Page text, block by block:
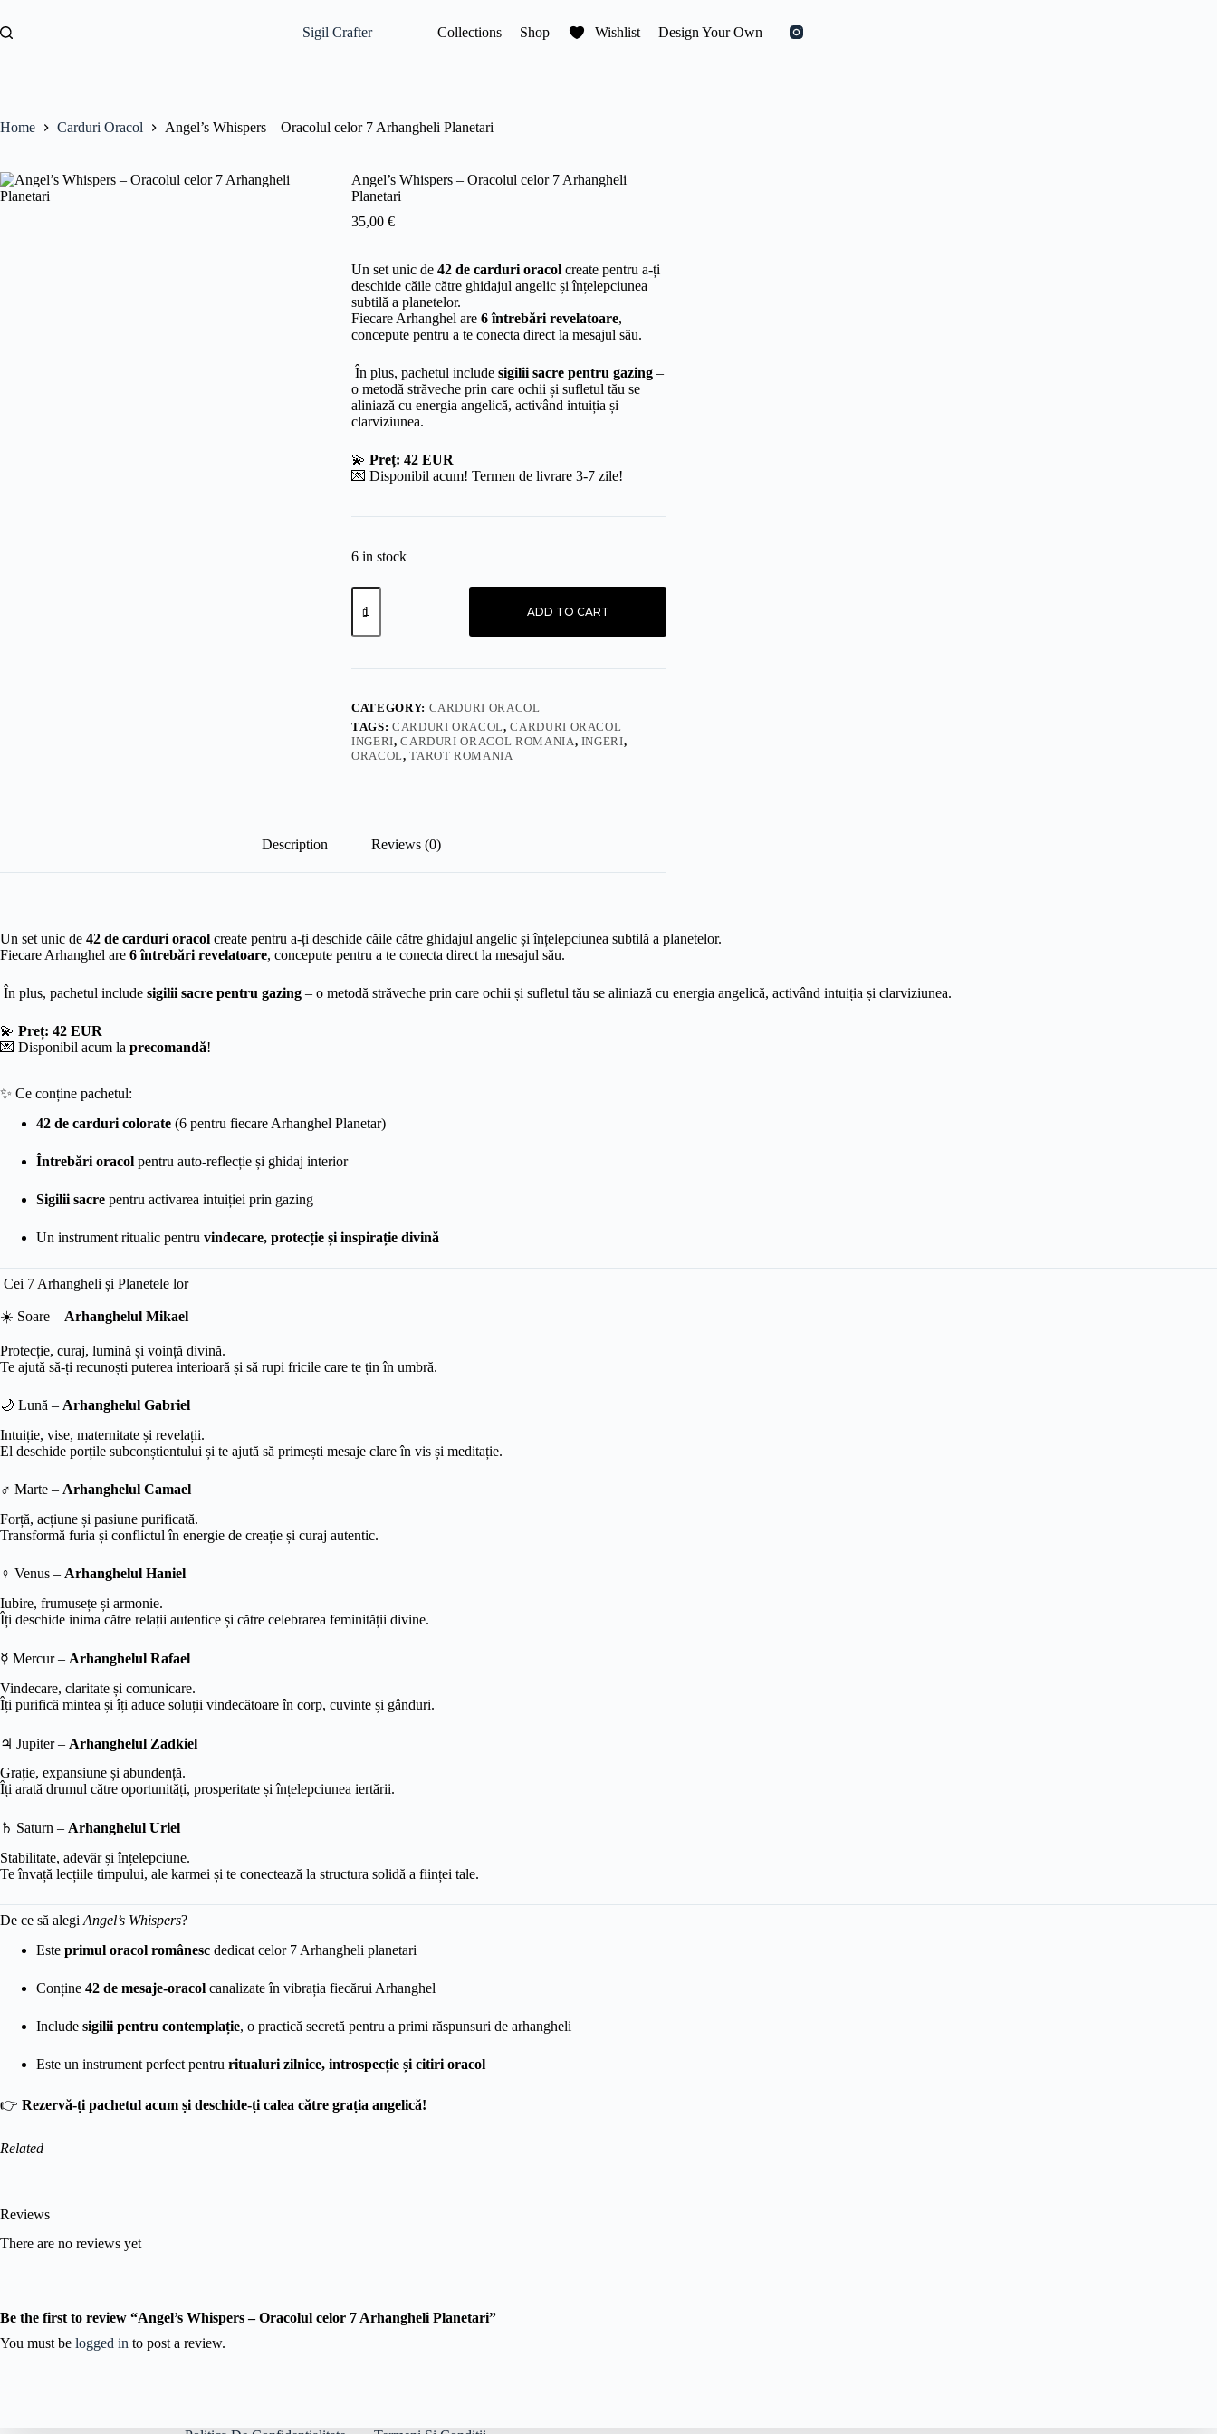
to
content
Sigil Crafter Collections Shop Wishlist Design Your Own
Home Carduri Oracol Angel’s Whispers – Oracolul celor 7 Arhangheli Planetari
Angel’s Whispers – Oracolul celor 7 Arhangheli
Planetari
35,00 €
Un set unic de 42 de carduri oracol create pentru a-ți
deschide căile către ghidajul angelic și înțelepciunea
subtilă a planetelor.
Fiecare Arhanghel are 6 întrebări revelatoare,
concepute pentru a te conecta direct la mesajul său.
În plus, pachetul include sigilii sacre pentru gazing –
o metodă străveche prin care ochii și sufletul tău se
aliniază cu energia angelică, activând intuiția și
clarviziunea.
💫 Preț: 42 EUR
💌 Disponibil acum! Termen de livrare 3-7 zile!
6 in stock
Angel’s
Whispers
Oracolul
7
Planetari
quantity
ADD TO CART
CATEGORY: CARDURI ORACOL
TAGS: CARDURI ORACOL,CARDURI ORACOL
INGERI,CARDURI ORACOL ROMANIA, INGERI,
ORACOL,TAROT ROMANIA
Description Reviews (0)
Un set unic de 42 de carduri oracol create pentru a-ți deschide căile către ghidajul angelic și înțelepciunea subtilă a planetelor.
Fiecare Arhanghel are 6 întrebări revelatoare, concepute pentru a te conecta direct la mesajul său.
În plus, pachetul include sigilii sacre pentru gazing – o metodă străveche prin care ochii și sufletul tău se aliniază cu energia angelică, activând intuiția și clarviziunea.
💫 Preț: 42 EUR
💌 Disponibil acum la precomandă!
✨ Ce conține pachetul:
42 de carduri colorate (6 pentru fiecare Arhanghel Planetar)
Întrebări oracol pentru auto-reflecție și ghidaj interior
Sigilii sacre pentru activarea intuiției prin gazing
Un instrument ritualic pentru vindecare, protecție și inspirație divină
Cei 7 Arhangheli și Planetele lor
☀️ Soare – Arhanghelul Mikael
Protecție, curaj, lumină și voință divină.
Te ajută să-ți recunoști puterea interioară și să rupi fricile care te țin în umbră.
🌙 Lună – Arhanghelul Gabriel
Intuiție, vise, maternitate și revelații.
El deschide porțile subconștientului și te ajută să primești mesaje clare în vis și meditație.
♂️ Marte – Arhanghelul Camael
Forță, acțiune și pasiune purificată.
Transformă furia și conflictul în energie de creație și curaj autentic.
♀️ Venus – Arhanghelul Haniel
Iubire, frumusețe și armonie.
Îți deschide inima către relații autentice și către celebrarea feminității divine.
☿️ Mercur – Arhanghelul Rafael
Vindecare, claritate și comunicare.
Îți purifică mintea și îți aduce soluții vindecătoare în corp, cuvinte și gânduri.
♃ Jupiter – Arhanghelul Zadkiel
Grație, expansiune și abundență.
Îți arată drumul către oportunități, prosperitate și înțelepciunea iertării.
♄ Saturn – Arhanghelul Uriel
Stabilitate, adevăr și înțelepciune.
Te învață lecțiile timpului, ale karmei și te conectează la structura solidă a ființei tale.
De ce să alegi Angel’s Whispers?
Este primul oracol românesc dedicat celor 7 Arhangheli planetari
Conține 42 de mesaje-oracol canalizate în vibrația fiecărui Arhanghel
Include sigilii pentru contemplație, o practică secretă pentru a primi răspunsuri de arhangheli
Este un instrument perfect pentru ritualuri zilnice, introspecție și citiri oracol
👉 Rezervă-ți pachetul acum și deschide-ți calea către grația angelică!
Related
Reviews
There are no reviews yet
Be the first to review “Angel’s Whispers – Oracolul celor 7 Arhangheli Planetari”
You must be logged in to post a review.